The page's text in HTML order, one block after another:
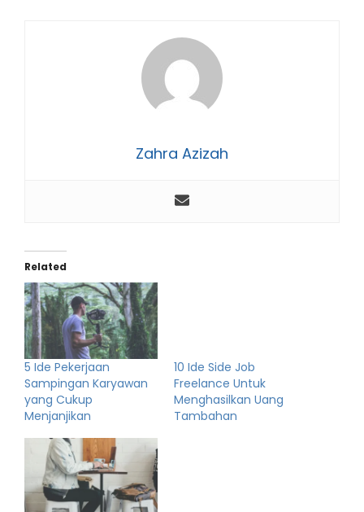
Zahra Azizah
Related
5 Ide Pekerjaan
Sampingan Karyawan
yang Cukup
Menjanjikan
10 Ide Side Job
Freelance Untuk
Menghasilkan Uang
Tambahan